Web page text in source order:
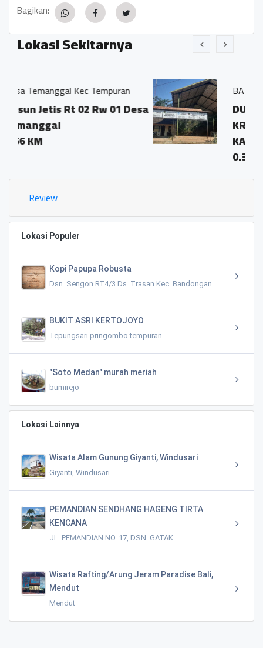
Bagikan:
Lokasi Sekitarnya
01 Desa
BALAI DESA KRINJING
DUSUN GEJIWAN DESA
KRINJING KECAMATAN
KAJORAN KODE POS
Review
Lokasi Populer
Kopi Papupa Robusta
Dsn. Sengon RT4/3 Ds. Trasan Kec. Bandongan
BUKIT ASRI KERTOJOYO
Tepungsari pringombo tempuran
"Soto Medan" murah meriah
bumirejo
Lokasi Lainnya
Wisata Alam Gunung Giyanti, Windusari
Giyanti, Windusari
PEMANDIAN SENDHANG HAGENG TIRTA
KENCANA
JL. PEMANDIAN NO. 17, DSN. GATAK
Wisata Rafting/Arung Jeram Paradise Bali,
Mendut
Mendut